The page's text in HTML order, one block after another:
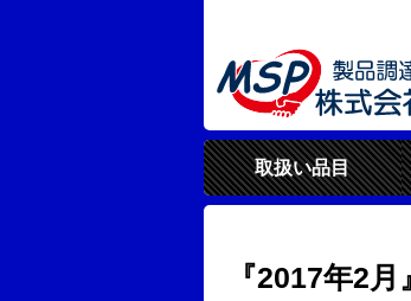
取扱い品目
『2017年2